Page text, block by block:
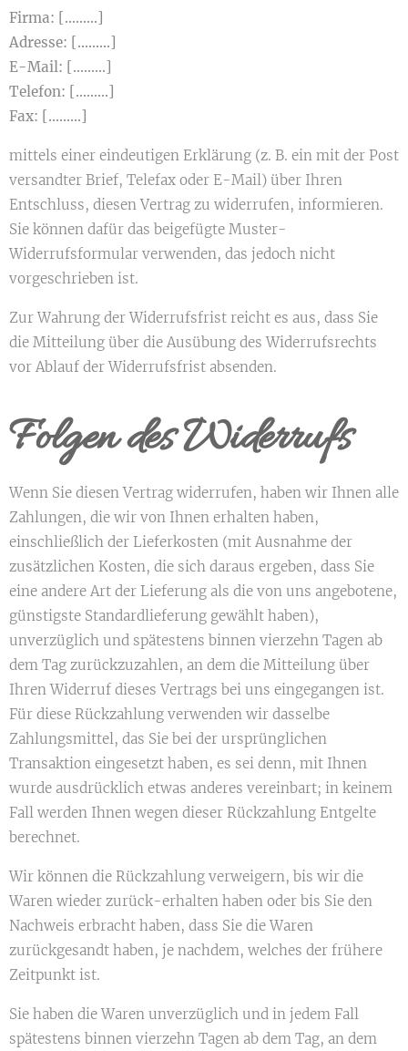
Firma: [.........]
Adresse: [.........]
E-Mail: [.........]
Telefon: [.........]
Fax: [.........]
mittels einer eindeutigen Erklärung (z. B. ein mit der Post
versandter Brief, Telefax oder E-Mail) über Ihren
Entschluss, diesen Vertrag zu widerrufen, informieren.
Sie können dafür das beigefügte Muster-
Widerrufsformular verwenden, das jedoch nicht
vorgeschrieben ist.
Zur Wahrung der Widerrufsfrist reicht es aus, dass Sie
die Mitteilung über die Ausübung des Widerrufsrechts
vor Ablauf der Widerrufsfrist absenden.
Folgen des Widerrufs
Wenn Sie diesen Vertrag widerrufen, haben wir Ihnen alle
Zahlungen, die wir von Ihnen erhalten haben,
einschließlich der Lieferkosten (mit Ausnahme der
zusätzlichen Kosten, die sich daraus ergeben, dass Sie
eine andere Art der Lieferung als die von uns angebotene,
günstigste Standardlieferung gewählt haben),
unverzüglich und spätestens binnen vierzehn Tagen ab
dem Tag zurückzuzahlen, an dem die Mitteilung über
Ihren Widerruf dieses Vertrags bei uns eingegangen ist.
Für diese Rückzahlung verwenden wir dasselbe
Zahlungsmittel, das Sie bei der ursprünglichen
Transaktion eingesetzt haben, es sei denn, mit Ihnen
wurde ausdrücklich etwas anderes vereinbart; in keinem
Fall werden Ihnen wegen dieser Rückzahlung Entgelte
berechnet.
Wir können die Rückzahlung verweigern, bis wir die
Waren wieder zurück-erhalten haben oder bis Sie den
Nachweis erbracht haben, dass Sie die Waren
zurückgesandt haben, je nachdem, welches der frühere
Zeitpunkt ist.
Sie haben die Waren unverzüglich und in jedem Fall
spätestens binnen vierzehn Tagen ab dem Tag, an dem